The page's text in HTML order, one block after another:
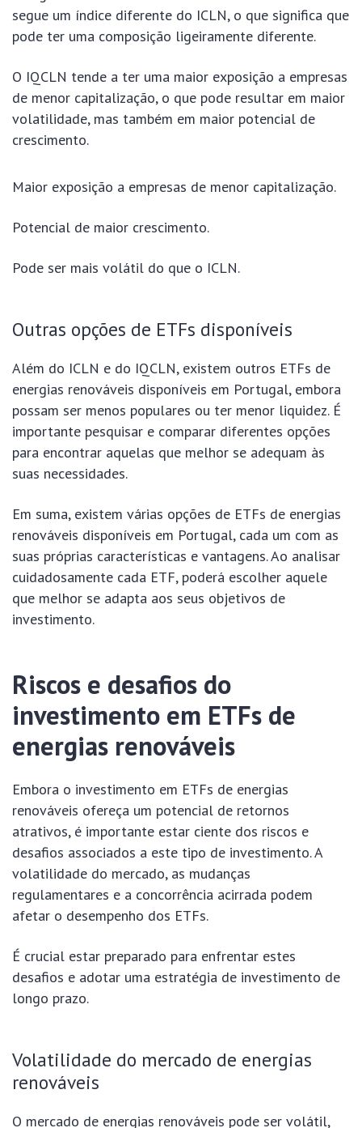
segue um índice diferente do ICLN, o que significa que
pode ter uma composição ligeiramente diferente.
O IQCLN tende a ter uma maior exposição a empresas
de menor capitalização, o que pode resultar em maior
volatilidade, mas também em maior potencial de
crescimento.
Maior exposição a empresas de menor capitalização.
Potencial de maior crescimento.
Pode ser mais volátil do que o ICLN.
Outras opções de ETFs disponíveis
Além do ICLN e do IQCLN, existem outros ETFs de
energias renováveis disponíveis em Portugal, embora
possam ser menos populares ou ter menor liquidez. É
importante pesquisar e comparar diferentes opções
para encontrar aquelas que melhor se adequam às
suas necessidades.
Em suma, existem várias opções de ETFs de energias
renováveis disponíveis em Portugal, cada um com as
suas próprias características e vantagens. Ao analisar
cuidadosamente cada ETF, poderá escolher aquele
que melhor se adapta aos seus objetivos de
investimento.
Riscos e desafios do
investimento em ETFs de
energias renováveis
Embora o investimento em ETFs de energias
renováveis ofereça um potencial de retornos
atrativos, é importante estar ciente dos riscos e
desafios associados a este tipo de investimento. A
volatilidade do mercado, as mudanças
regulamentares e a concorrência acirrada podem
afetar o desempenho dos ETFs.
É crucial estar preparado para enfrentar estes
desafios e adotar uma estratégia de investimento de
longo prazo.
Volatilidade do mercado de energias
renováveis
O mercado de energias renováveis pode ser volátil,